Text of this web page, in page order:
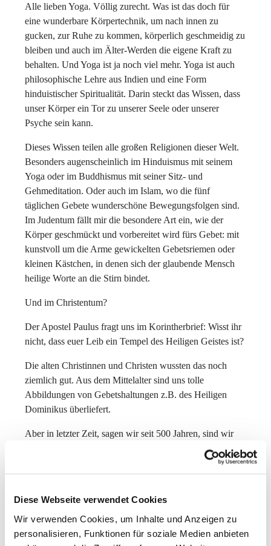
Diese Webseite verwendet Cookies
Wir verwenden Cookies, um Inhalte und Anzeigen zu
personalisieren, Funktionen für soziale Medien anbieten
Alle lieben Yoga. Völlig zurecht. Was ist das doch für
eine wunderbare Körpertechnik, um nach innen zu
gucken, zur Ruhe zu kommen, körperlich geschmeidig zu
bleiben und auch im Älter-Werden die eigene Kraft zu
behalten. Und Yoga ist ja noch viel mehr. Yoga ist auch
philosophische Lehre aus Indien und eine Form
hinduistischer Spiritualität. Darin steckt das Wissen, dass
unser Körper ein Tor zu unserer Seele oder unserer
Psyche sein kann.
Dieses Wissen teilen alle großen Religionen dieser Welt.
Besonders augenscheinlich im Hinduismus mit seinem
Yoga oder im Buddhismus mit seiner Sitz- und
Gehmeditation. Oder auch im Islam, wo die fünf
täglichen Gebete wunderschöne Bewegungsfolgen sind.
Im Judentum fällt mir die besondere Art ein, wie der
Körper geschmückt und vorbereitet wird fürs Gebet: mit
kunstvoll um die Arme gewickelten Gebetsriemen oder
kleinen Kästchen, in denen sich der glaubende Mensch
heilige Worte an die Stirn bindet.
Und im Christentum?
Der Apostel Paulus fragt uns im Korintherbrief: Wisst ihr
nicht, dass euer Leib ein Tempel des Heiligen Geistes ist?
Die alten Christinnen und Christen wussten das noch
ziemlich gut. Aus dem Mittelalter sind uns tolle
Abbildungen von Gebetshaltungen z.B. des Heiligen
Dominikus überliefert.
Aber in letzter Zeit, sagen wir seit 500 Jahren, sind wir
Wem geht es ähnlich? Ich bedaure oft, dass unsere
Der Körper kommt darin fast gar nicht vor. Dabei können
Bewegungen so viel ausdrücken und die Seele in